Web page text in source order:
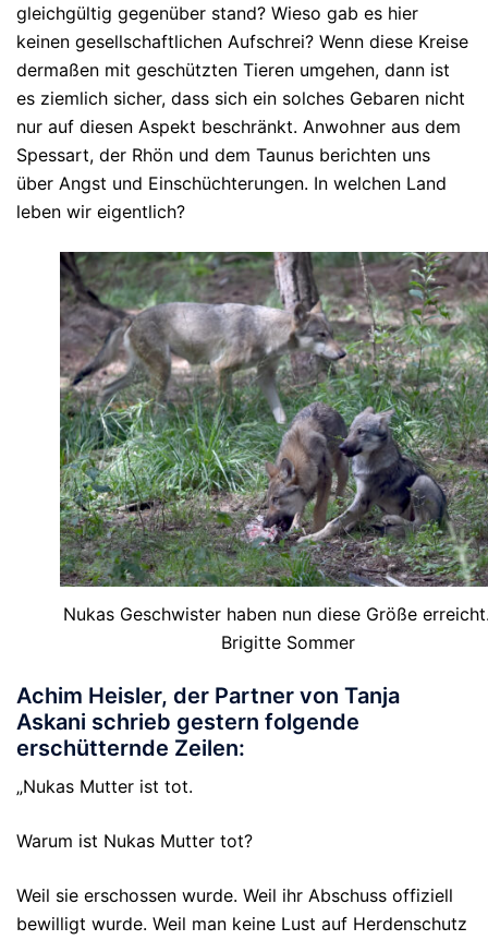
gleichgültig gegenüber stand? Wieso gab es hier
keinen gesellschaftlichen Aufschrei? Wenn diese Kreise
dermaßen mit geschützten Tieren umgehen, dann ist
es ziemlich sicher, dass sich ein solches Gebaren nicht
nur auf diesen Aspekt beschränkt. Anwohner aus dem
Spessart, der Rhön und dem Taunus berichten uns
über Angst und Einschüchterungen. In welchen Land
leben wir eigentlich?
Nukas Geschwister haben nun diese Größe
Brigitte Sommer
Achim Heisler, der Partner von Tanja
Askani schrieb gestern folgende
erschütternde Zeilen:
„Nukas Mutter ist tot.
Warum ist Nukas Mutter tot?
Weil sie erschossen wurde. Weil ihr Abschuss offiziell
bewilligt wurde. Weil man keine Lust auf Herdenschutz